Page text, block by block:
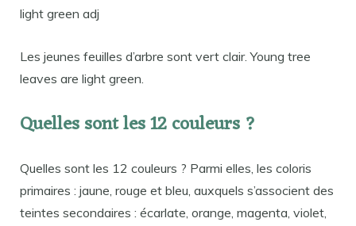
light green adj
Les jeunes feuilles d’arbre sont vert clair. Young tree
leaves are light green.
Quelles sont les 12 couleurs ?
Quelles sont les 12 couleurs ? Parmi elles, les coloris
primaires : jaune, rouge et bleu, auxquels s’associent des
teintes secondaires : écarlate, orange, magenta, violet,